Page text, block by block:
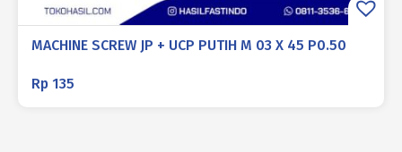
MACHINE SCREW JP + UCP PUTIH M 03 X 45 P0.50
Rp 135